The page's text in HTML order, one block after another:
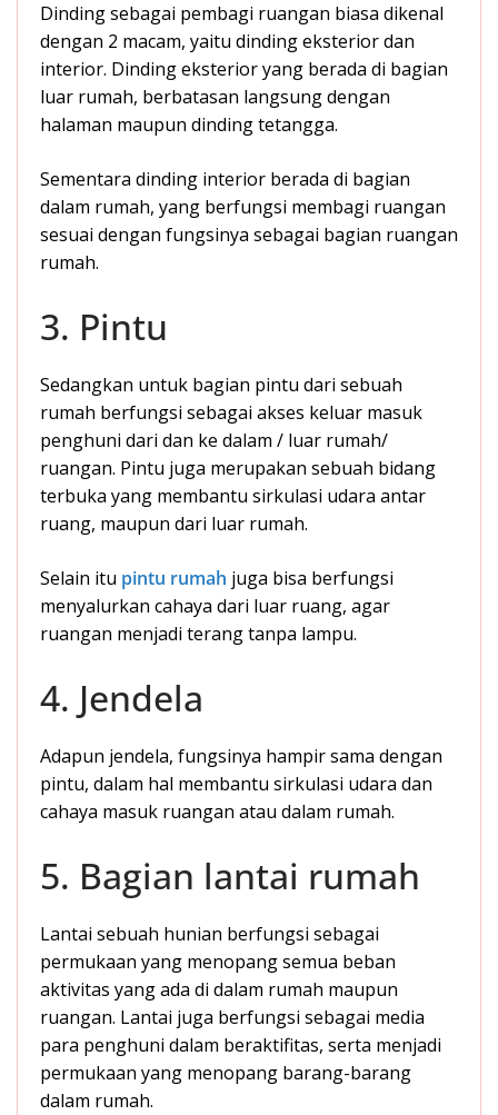
Dinding sebagai pembagi ruangan biasa dikenal
dengan 2 macam, yaitu dinding eksterior dan
interior. Dinding eksterior yang berada di bagian
luar rumah, berbatasan langsung dengan
halaman maupun dinding tetangga.
Sementara dinding interior berada di bagian
dalam rumah, yang berfungsi membagi ruangan
sesuai dengan fungsinya sebagai bagian ruangan
rumah.
3. Pintu
Sedangkan untuk bagian pintu dari sebuah
rumah berfungsi sebagai akses keluar masuk
penghuni dari dan ke dalam / luar rumah/
ruangan. Pintu juga merupakan sebuah bidang
terbuka yang membantu sirkulasi udara antar
ruang, maupun dari luar rumah.
Selain itu pintu rumah juga bisa berfungsi
menyalurkan cahaya dari luar ruang, agar
ruangan menjadi terang tanpa lampu.
4. Jendela
Adapun jendela, fungsinya hampir sama dengan
pintu, dalam hal membantu sirkulasi udara dan
cahaya masuk ruangan atau dalam rumah.
5. Bagian lantai rumah
Lantai sebuah hunian berfungsi sebagai
permukaan yang menopang semua beban
aktivitas yang ada di dalam rumah maupun
ruangan. Lantai juga berfungsi sebagai media
para penghuni dalam beraktifitas, serta menjadi
permukaan yang menopang barang-barang
dalam rumah.